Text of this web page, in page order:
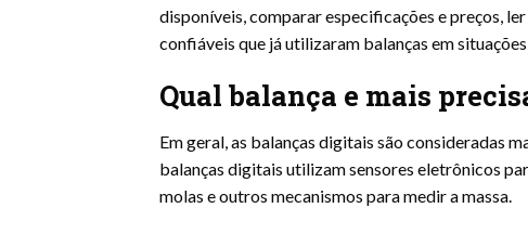
disponíveis, comparar especificações e preços,
confiáveis que já utilizaram balanças em situações
Qual balança e mais
Em geral, as balanças digitais são consideradas
balanças digitais utilizam sensores eletrônicos
molas e outros mecanismos para medir a massa.